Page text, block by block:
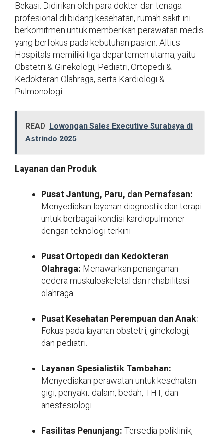
Bekasi. Didirikan oleh para dokter dan tenaga
profesional di bidang kesehatan, rumah sakit ini
berkomitmen untuk memberikan perawatan medis
yang berfokus pada kebutuhan pasien. Altius
Hospitals memiliki tiga departemen utama, yaitu
Obstetri & Ginekologi, Pediatri, Ortopedi &
Kedokteran Olahraga, serta Kardiologi &
Pulmonologi.
READ
Lowongan Sales Executive Surabaya di
Astrindo 2025
Layanan dan Produk
Pusat Jantung, Paru, dan Pernafasan:
Menyediakan layanan diagnostik dan terapi
untuk berbagai kondisi kardiopulmoner
dengan teknologi terkini.
Pusat Ortopedi dan Kedokteran
Olahraga: Menawarkan penanganan
cedera muskuloskeletal dan rehabilitasi
olahraga.
Pusat Kesehatan Perempuan dan Anak:
Fokus pada layanan obstetri, ginekologi,
dan pediatri.
Layanan Spesialistik Tambahan:
Menyediakan perawatan untuk kesehatan
gigi, penyakit dalam, bedah, THT, dan
anestesiologi.
Fasilitas Penunjang: Tersedia poliklinik,